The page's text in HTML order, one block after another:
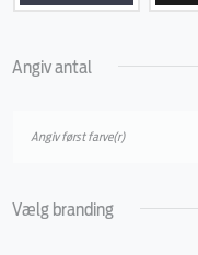
Angiv antal
Angiv først farve(r)
Vælg branding